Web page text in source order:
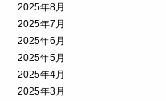
2025年8月
2025年7月
2025年6月
2025年5月
2025年4月
2025年3月